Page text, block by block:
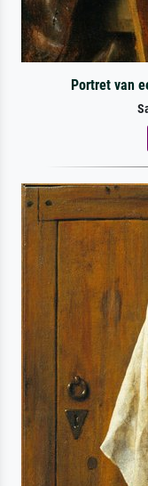
Portret van